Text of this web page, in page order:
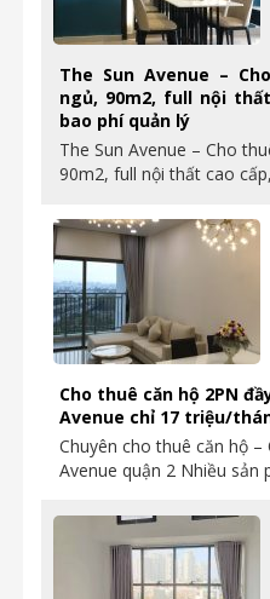
The Sun Avenue –
ngủ, 90m2, full nội
bao phí quản lý
The Sun Avenue – Cho
90m2, full nội thất cao
Cho thuê căn hộ 2PN
Avenue chỉ 17 triệu/
Chuyên cho thuê căn hộ
Avenue quận 2 Nhiều